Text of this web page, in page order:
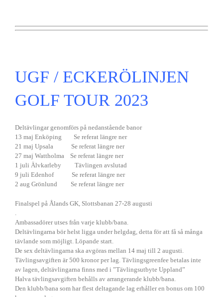
UGF / ECKERÖLINJEN
GOLF TOUR 2023
Deltävlingar genomförs på nedanstående banor
13 maj Enköping Se referat längre ner
21 maj Upsala Se referat längre ner
27 maj Wattholma Se referat längre ner
1 juli Älvkarleby Tävlingen avslutad
9 juli Edenhof Se referat längre ner
2 aug Grönlund Se referat längre ner
Finalspel på Ålands GK, Slottsbanan 27-28 augusti
.
Ambassadörer utses från varje klubb/bana.
Deltävlingarna bör helst ligga under helgdag, detta för att få så många
tävlande som möjligt. Löpande start.
De sex deltävlingarna ska avgöras mellan 14 maj till 2 augusti.
Tävlingsavgiften är 500 kronor per lag. Tävlingsgreenfee betalas inte
av lagen, deltävlingarna finns med i ”Tävlingsutbyte Uppland”
Halva tävlingsavgiften behålls av arrangerande klubb/bana.
Den klubb/bana som har flest deltagande lag erhåller en bonus om 100